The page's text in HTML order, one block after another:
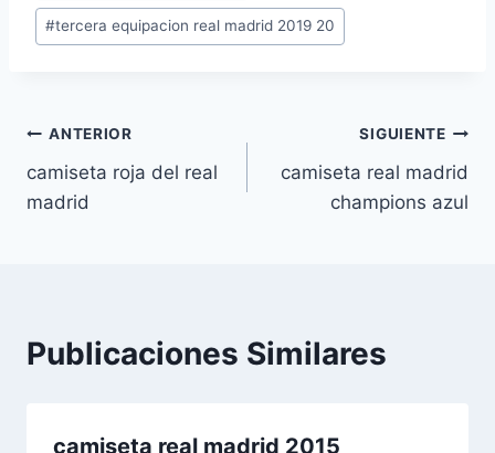
entrada:
#tercera equipacion real madrid 2019 20
Navegación
de
ANTERIOR
camiseta roja del real
madrid
SIGUIENTE
camiseta real madrid
champions azul
Publicaciones Similares
camiseta real madrid 2015